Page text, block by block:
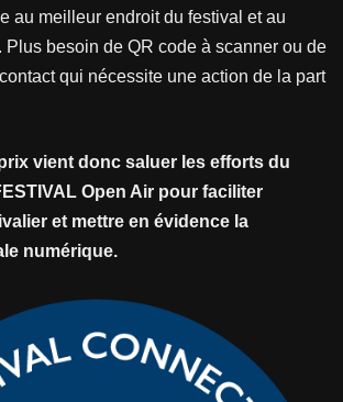
au meilleur endroit du festival et au
Plus besoin de QR code à scanner ou de
qui nécessite une action de la part
vient donc saluer les efforts du
Open Air pour faciliter
et mettre en évidence la
numérique.